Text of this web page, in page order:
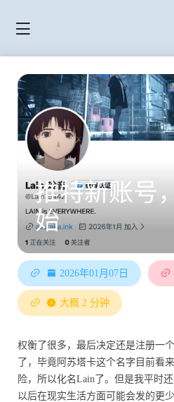
推特新账号
始
2026年01月07日
大概 2 分钟
权衡了很多，最后决定还是注册一
了，毕竟阿苏塔卡这个名字目前看
险，所以化名Lain了。但是我平时
以后在现实生活方面可能会发的更